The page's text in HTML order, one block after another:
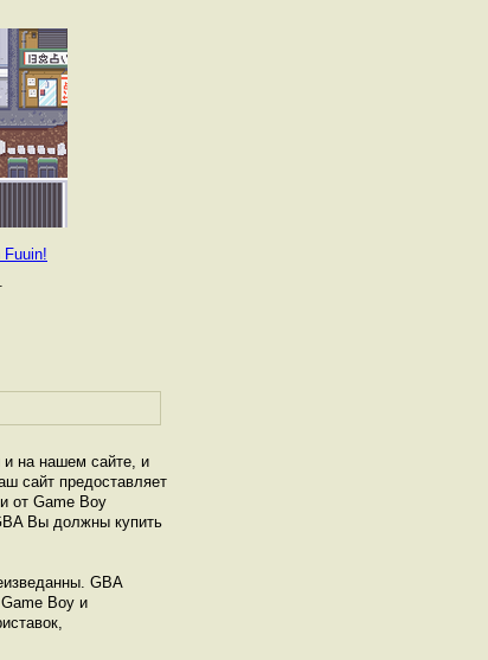
и на нашем сайте, и
сайт предоставляет
от Game Boy
Вы должны купить
GВА
Boy и